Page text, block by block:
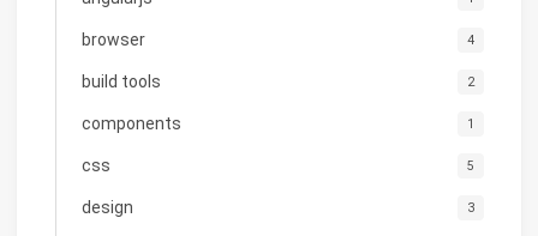
browser 4
build tools 2
components 1
css 5
design 3